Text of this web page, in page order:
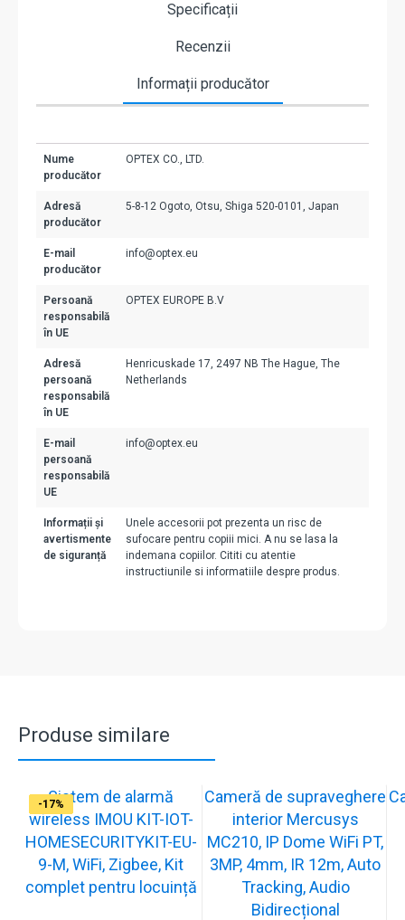
Specificații
Recenzii
Informații producător
Nume
producător
OPTEX CO., LTD.
Adresă
producător
5-8-12 Ogoto, Otsu, Shiga 520-0101, Japan
E-mail
producător
info@optex.eu
Persoană
responsabilă
în UE
OPTEX EUROPE B.V
Adresă
persoană
responsabilă
în UE
Henricuskade 17, 2497 NB The Hague, The
Netherlands
E-mail
persoană
responsabilă
UE
info@optex.eu
Informații și
avertismente
de siguranță
Unele accesorii pot prezenta un risc de
sufocare pentru copiii mici. A nu se lasa la
indemana copiilor. Cititi cu atentie
instructiunile si informatiile despre produs.
Produse similare
-31%
Sistem de alarmă
wireless IMOU KIT-IOT-
HOMESECURITYKIT-EU-
9-M, WiFi, Zigbee, Kit
complet pentru locuință
-19%
Cameră de supraveghere
interior Mercusys
MC210, IP Dome WiFi PT,
3MP, 4mm, IR 12m, Auto
Tracking, Audio
Bidirecțional
-21%
-13%
-15%
-20%
-12%
-13%
-16%
-17%